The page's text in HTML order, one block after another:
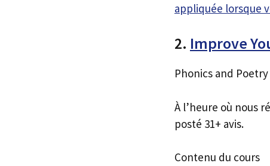
appliquée lorsque
2. Improve
Phonics and Poetry
À l’heure où nous
posté 31+ avis.
Contenu du cours